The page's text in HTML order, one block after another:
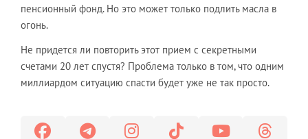
пенсионный фонд. Но это может только подлить масла в
огонь.
Не придется ли повторить этот прием с секретными
счетами 20 лет спустя? Проблема только в том, что одним
миллиардом ситуацию спасти будет уже не так просто.